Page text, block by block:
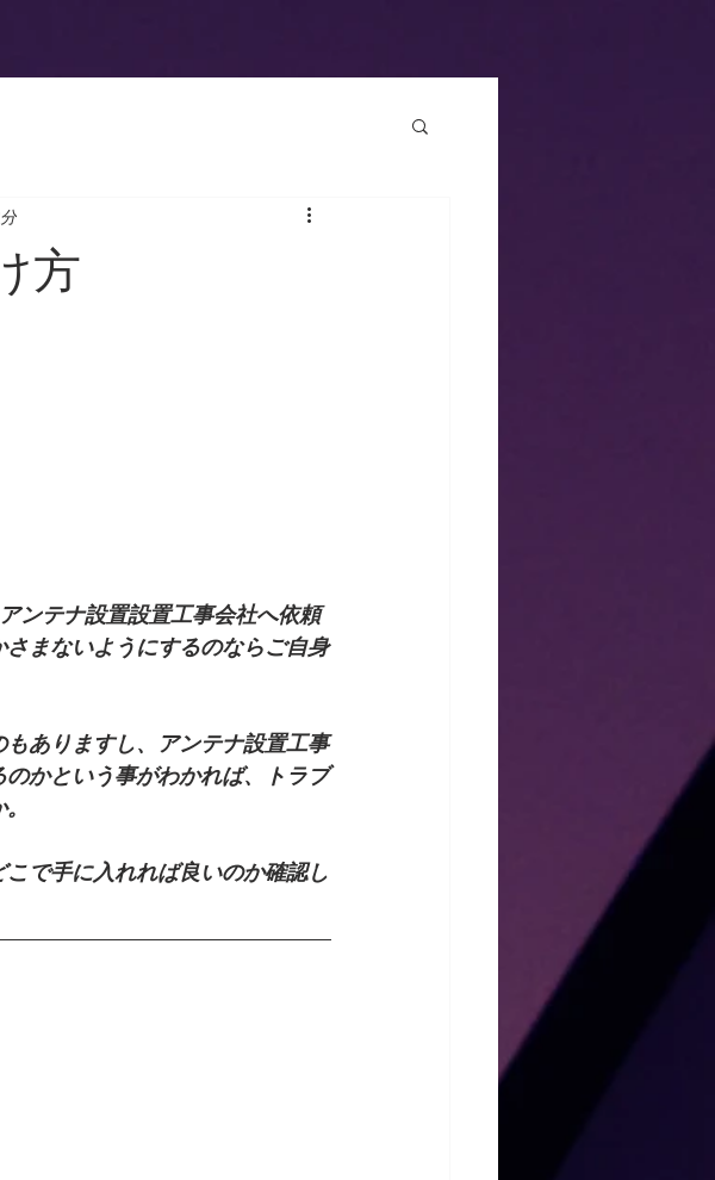
方
まないようにするのならご自身
りますし、アンテナ設置工事
かという事がわかれば、トラブ
手に入れれば良いのか確認し